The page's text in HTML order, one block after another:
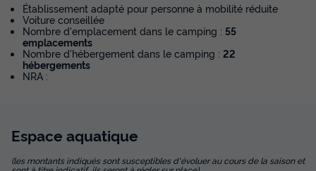
Établissement adapté pour personne à mobilité réduite
Voiture conseillée
Nombre d'emplacement dans le camping : 55
emplacements
Nombre d'hébergement dans le camping : 22
hébergements
NRA :
Espace aquatique
(les montants indiqués sont susceptibles d'évoluer au cours de la saison et